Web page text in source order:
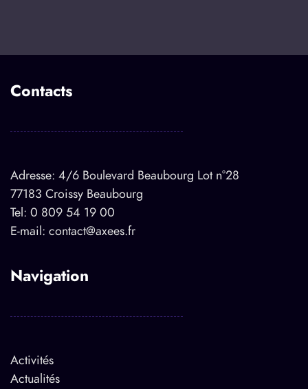
Contacts
Adresse: 4/6 Boulevard Beaubourg Lot n°28
77183 Croissy Beaubourg
Tel: 0 809 54 19 00
E-mail: contact@axees.fr
Navigation
Activités
Actualités